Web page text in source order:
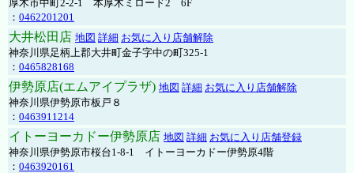
厚木市中町2-2-1 本厚木ミロード2 6F
： 0462201201
大井松田店 地図 詳細 お気に入り店舗解除
神奈川県足柄上郡大井町金子字中の町325-1
： 0465828168
伊勢原店(エムアイプラザ) 地図 詳細 お気に入り店舗解除
神奈川県伊勢原市板戸８
： 0463911214
イトーヨーカドー伊勢原店 地図 詳細 お気に入り店舗登録
神奈川県伊勢原市桜台1-8-1 イトーヨーカドー伊勢原4階
： 0463920161